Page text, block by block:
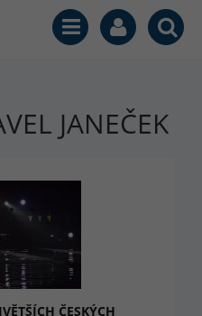
JANEČEK
ČESKÝCH